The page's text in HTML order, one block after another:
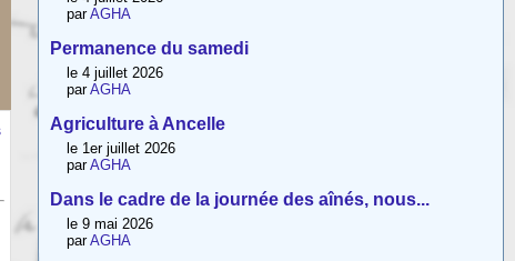
parAGHA
Permanence du samedi
le 4 juillet 2026
parAGHA
Agriculture à Ancelle
le 1er juillet 2026
parAGHA
Dans le cadre de la journée des aînés, nous...
le 9 mai 2026
parAGHA